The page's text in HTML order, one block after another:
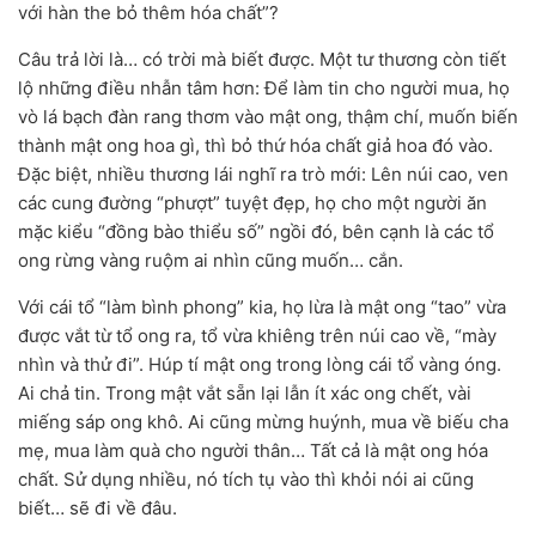
với hàn the bỏ thêm hóa chất”?
Câu trả lời là… có trời mà biết được. Một tư thương còn tiết
lộ những điều nhẫn tâm hơn: Để làm tin cho người mua, họ
vò lá bạch đàn rang thơm vào mật ong, thậm chí, muốn biến
thành mật ong hoa gì, thì bỏ thứ hóa chất giả hoa đó vào.
Đặc biệt, nhiều thương lái nghĩ ra trò mới: Lên núi cao, ven
các cung đường “phượt” tuyệt đẹp, họ cho một người ăn
mặc kiểu “đồng bào thiểu số” ngồi đó, bên cạnh là các tổ
ong rừng vàng ruộm ai nhìn cũng muốn… cắn.
Với cái tổ “làm bình phong” kia, họ lừa là mật ong “tao” vừa
được vắt từ tổ ong ra, tổ vừa khiêng trên núi cao về, “mày
nhìn và thử đi”. Húp tí mật ong trong lòng cái tổ vàng óng.
Ai chả tin. Trong mật vắt sẵn lại lẫn ít xác ong chết, vài
miếng sáp ong khô. Ai cũng mừng huýnh, mua về biếu cha
mẹ, mua làm quà cho người thân… Tất cả là mật ong hóa
chất. Sử dụng nhiều, nó tích tụ vào thì khỏi nói ai cũng
biết… sẽ đi về đâu.